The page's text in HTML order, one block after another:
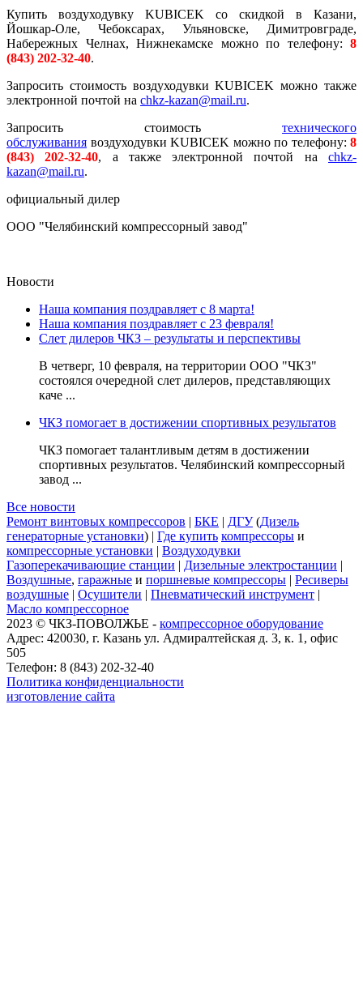
Купить воздуходувку KUBICEK со скидкой в Казани,
Йошкар-Оле, Чебоксарах, Ульяновске, Димитровграде,
Набережных Челнах, Нижнекамске можно по телефону: 8
(843) 202-32-40.
Запросить стоимость воздуходувки KUBICEK можно также
электронной почтой на chkz-kazan@mail.ru.
Запросить стоимость технического
обслуживания воздуходувки KUBICEK можно по телефону: 8
(843) 202-32-40, а также электронной почтой наchkz-
kazan@mail.ru.
официальный дилер
ООО "Челябинский компрессорный завод"
Новости
Наша компания поздравляет с 8 марта!
Наша компания поздравляет с 23 февраля!
Слет дилеров ЧКЗ – результаты и перспективы
В четверг, 10 февраля, на территории ООО "ЧКЗ"
состоялся очередной слет дилеров, представляющих
каче ...
ЧКЗ помогает в достижении спортивных результатов
ЧКЗ помогает талантливым детям в достижении
спортивных результатов. Челябинский компрессорный
завод ...
Все новости
Ремонт винтовых компрессоров | БКЕ | ДГУ(Дизель
генераторные установки) | Где купить компрессоры и
компрессорные установки | Воздуходувки
Газоперекачивающие станции | Дизельные электростанции |
Воздушные, гаражные и поршневые компрессоры | Ресиверы
воздушные | Осушители | Пневматический инструмент |
Масло компрессорное
2023 © ЧКЗ-ПОВОЛЖЬЕ - компрессорное оборудование
Адрес: 420030, г. Казань ул. Адмиралтейская д. 3, к. 1, офис
505
Телефон: 8 (843) 202-32-40
Политика конфиденциальности
изготовление сайта